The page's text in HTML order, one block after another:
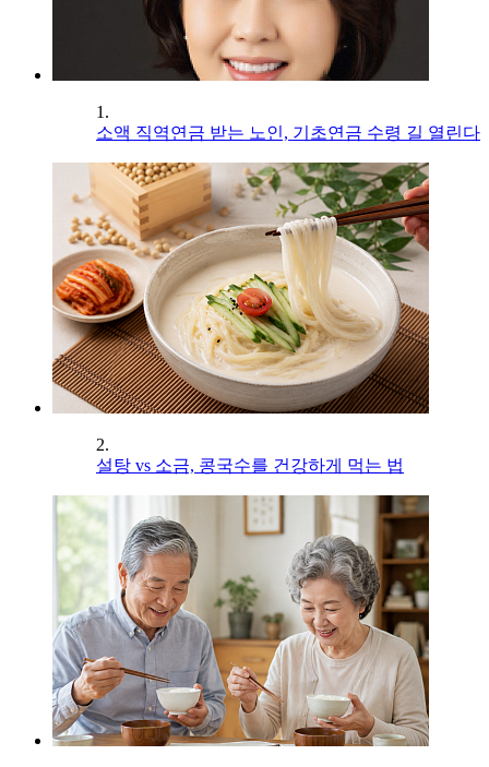
1.
소액 직역연금 받는 노인, 기초연금 수령 길 열린다
2.
설탕 vs 소금, 콩국수를 건강하게 먹는 법